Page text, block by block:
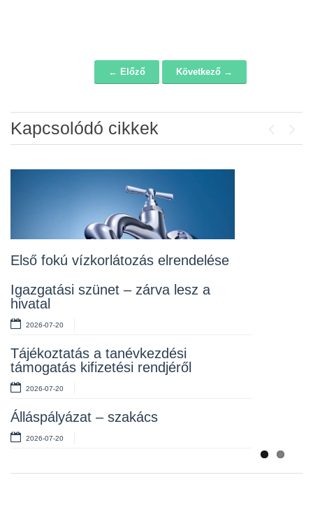
← Előző Következő →
Kapcsolódó cikkek
Első fokú vízkorlátozás elrendelése
Igazgatási szünet – zárva lesz a
hivatal
2026-07-20
Tájékoztatás a tanévkezdési
támogatás kifizetési rendjéről
2026-07-20
Álláspályázat – szakács
2026-07-20
Álláspályázat – konyhai kisegítő
Lakossági fórum az Erzsébet téri
2026-07-10
Rendelet kihirdetése
2026-07-10
Álláspályázat – takarító
2026-07-06